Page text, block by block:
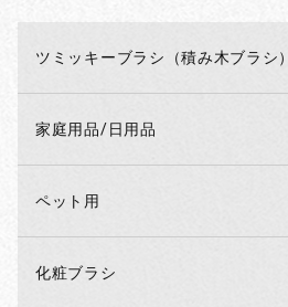
ツミッキーブラシ（積み木ブラシ）
家庭用品/日用品
ペット用
化粧ブラシ